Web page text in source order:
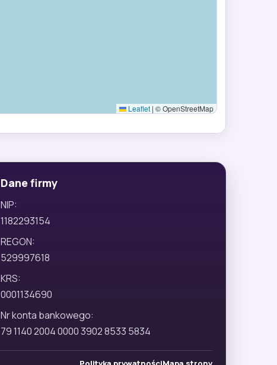
Leaflet | © OpenStreetMap
Dane firmy
NIP:
1182293154
REGON:
529997618
KRS:
0001134690
Nr konta bankowego:
79 1140 2004 0000 3902 8533 5834